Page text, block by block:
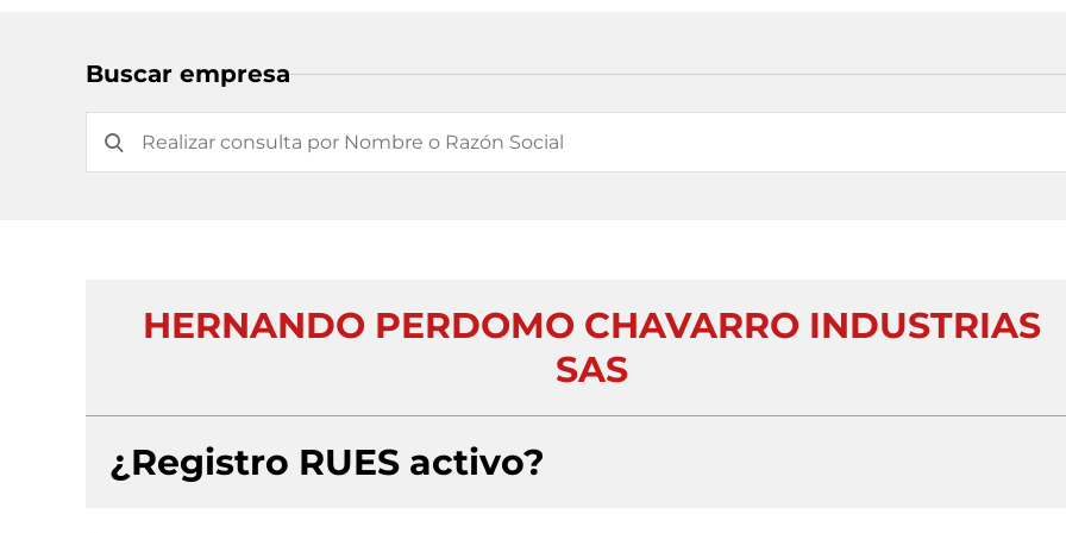
Buscar empresa
HERNANDO PERDOMO CHAVARRO INDUSTRIAS
SAS
¿Registro RUES activo?